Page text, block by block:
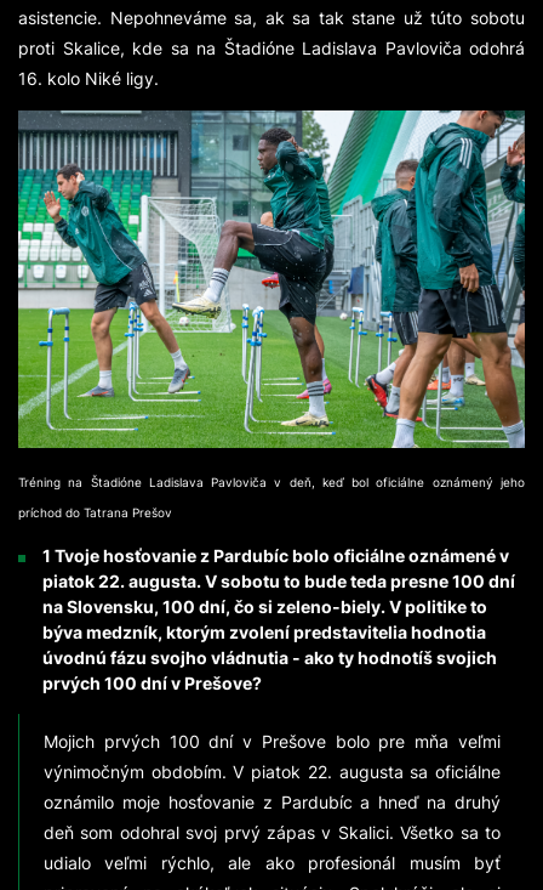
asistencie. Nepohneváme sa, ak sa tak stane už túto sobotu
proti Skalice, kde sa na Štadióne Ladislava Pavloviča odohrá
16. kolo Niké ligy.
Tréning na Štadióne Ladislava Pavloviča v deň, keď bol oficiálne oznámený jeho
príchod do Tatrana Prešov
1 Tvoje hosťovanie z Pardubíc bolo oficiálne oznámené v
piatok 22. augusta. V sobotu to bude teda presne 100 dní
na Slovensku, 100 dní, čo si zeleno-biely. V politike to
býva medzník, ktorým zvolení predstavitelia hodnotia
úvodnú fázu svojho vládnutia - ako ty hodnotíš svojich
prvých 100 dní v Prešove?
Mojich prvých 100 dní v Prešove bolo pre mňa veľmi
výnimočným obdobím. V piatok 22. augusta sa oficiálne
oznámilo moje hosťovanie z Pardubíc a hneď na druhý
deň som odohral svoj prvý zápas v Skalici. Všetko sa to
udialo veľmi rýchlo, ale ako profesionál musím byť